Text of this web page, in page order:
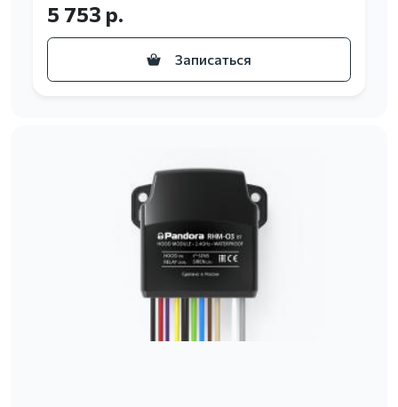
5 753 р.
Записаться